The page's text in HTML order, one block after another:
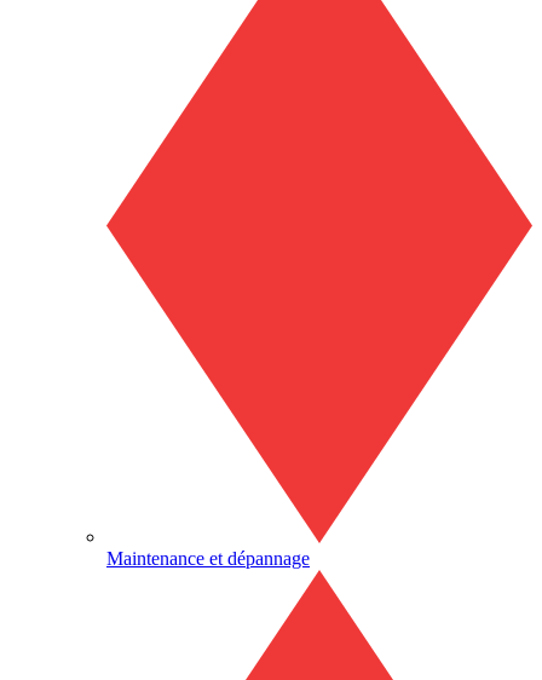
Maintenance et dépannage